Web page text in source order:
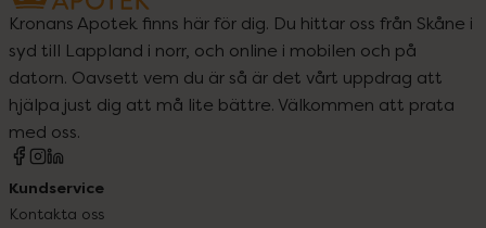
Kronans Apotek finns här för dig. Du hittar oss från Skåne i
syd till Lappland i norr, och online i mobilen och på
datorn. Oavsett vem du är så är det vårt uppdrag att
hjälpa just dig att må lite bättre. Välkommen att prata
med oss.
Kundservice
Kontakta oss